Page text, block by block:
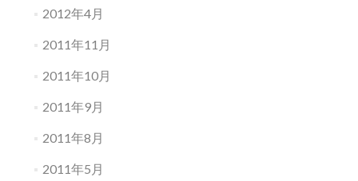
2012年4月
2011年11月
2011年10月
2011年9月
2011年8月
2011年5月